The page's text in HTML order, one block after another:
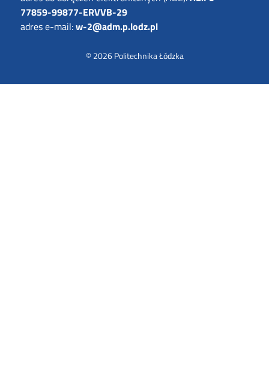
77859-99877-ERVVB-29
adres e-mail:w-2@adm.p.lodz.pl
© 2026Politechnika Łódzka